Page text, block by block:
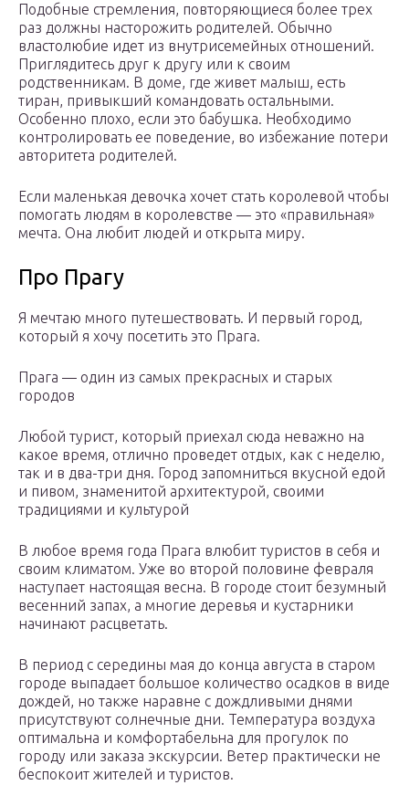
Подобные стремления, повторяющиеся более трех
раз должны насторожить родителей. Обычно
властолюбие идет из внутрисемейных отношений.
Приглядитесь друг к другу или к своим
родственникам. В доме, где живет малыш, есть
тиран, привыкший командовать остальными.
Особенно плохо, если это бабушка. Необходимо
контролировать ее поведение, во избежание потери
авторитета родителей.
Если маленькая девочка хочет стать королевой чтобы
помогать людям в королевстве — это «правильная»
мечта. Она любит людей и открыта миру.
Про Прагу
Я мечтаю много путешествовать. И первый город,
который я хочу посетить это Прага.
Прага — один из самых прекрасных и старых
городов
Любой турист, который приехал сюда неважно на
какое время, отлично проведет отдых, как с неделю,
так и в два-три дня. Город запомниться вкусной едой
и пивом, знаменитой архитектурой, своими
традициями и культурой
В любое время года Прага влюбит туристов в себя и
своим климатом. Уже во второй половине февраля
наступает настоящая весна. В городе стоит безумный
весенний запах, а многие деревья и кустарники
начинают расцветать.
В период с середины мая до конца августа в старом
городе выпадает большое количество осадков в виде
дождей, но также наравне с дождливыми днями
присутствуют солнечные дни. Температура воздуха
оптимальна и комфортабельна для прогулок по
городу или заказа экскурсии. Ветер практически не
беспокоит жителей и туристов.